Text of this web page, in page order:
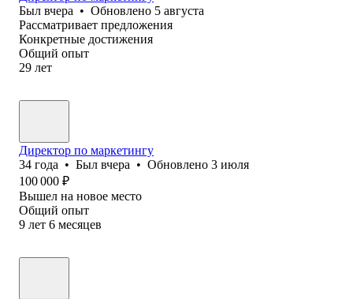
Был вчера • Обновлено 5 августа
Рассматривает предложения
Конкретные достижения
Общий опыт
29 лет
Директор по маркетингу
34 года • Был вчера • Обновлено 3 июля
100 000 ₽
Вышел на новое место
Общий опыт
9 лет 6 месяцев